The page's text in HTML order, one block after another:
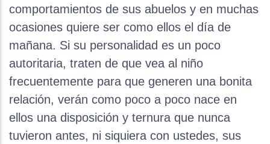
comportamientos de sus abuelos y en muchas
ocasiones quiere ser como ellos el día de
mañana. Si su personalidad es un poco
autoritaria, traten de que vea al niño
frecuentemente para que generen una bonita
relación, verán como poco a poco nace en
ellos una disposición y ternura que nunca
tuvieron antes, ni siquiera con ustedes, sus